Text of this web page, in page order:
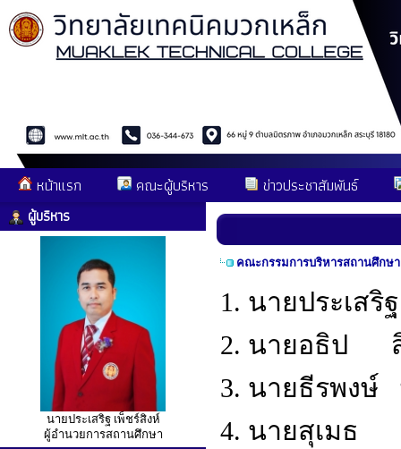
หน้าแรก คณะผู้บริหาร ข่าวประชาสัมพันธ์
ผู้บริหาร
นายประเสริฐ เพ็ชร์สิงห์
ผู้อำนวยการสถานศึกษา
คณะกรรมการบริหารสถานศึกษา
1. นายประเ
2. นายอ
3. นายธีรพง
4. นายสุเ